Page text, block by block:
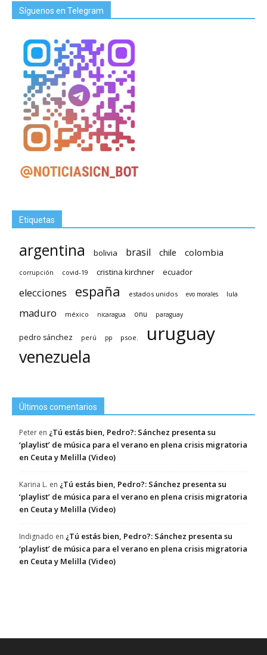
Síguenos en Telegram
Etiquetas
argentina bolivia brasil chile colombia
corrupción covid-19 cristina kirchner ecuador
elecciones españa estados unidos evo morales lula
maduro méxico nicaragua onu paraguay
pedro sánchez perú pp psoe. uruguay
venezuela
Últimos comentarios
Peter en ¿Tú estás bien, Pedro?: Sánchez presenta su
‘playlist’ de música para el verano en plena crisis migratoria
en Ceuta y Melilla (Video)
Karina L. en ¿Tú estás bien, Pedro?: Sánchez presenta su
‘playlist’ de música para el verano en plena crisis migratoria
en Ceuta y Melilla (Video)
Indignado en ¿Tú estás bien, Pedro?: Sánchez presenta su
‘playlist’ de música para el verano en plena crisis migratoria
en Ceuta y Melilla (Video)